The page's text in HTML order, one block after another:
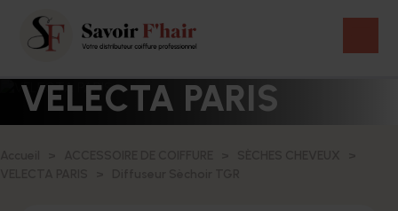
VELECTA PARIS